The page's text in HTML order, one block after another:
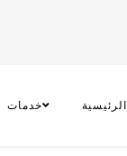
الرئيسية خدمات